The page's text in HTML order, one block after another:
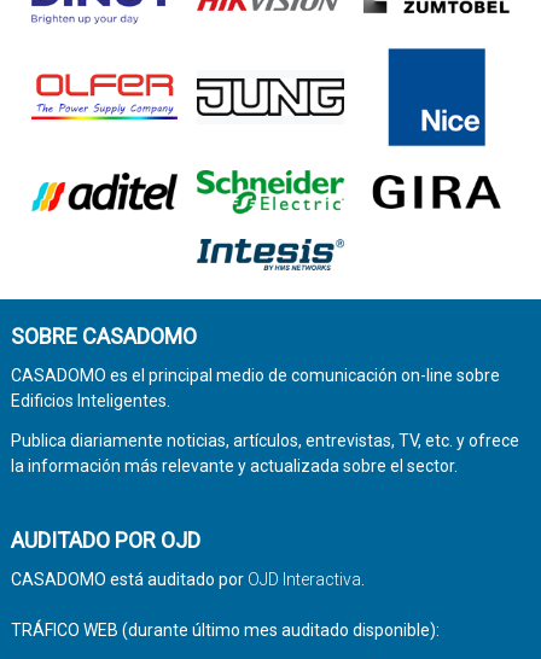
SOBRE CASADOMO
CASADOMO es el principal medio de comunicación on-line sobre
Edificios Inteligentes.
Publica diariamente noticias, artículos, entrevistas, TV, etc. y ofrece
la información más relevante y actualizada sobre el sector.
AUDITADO POR OJD
CASADOMO está auditado por OJD Interactiva.
TRÁFICO WEB (durante último mes auditado disponible):